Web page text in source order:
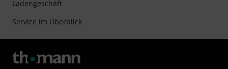
Ladengeschäft
Service im Überblick